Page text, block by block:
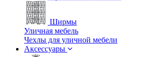
Ширмы
Уличная мебель
Чехлы для уличной мебели
Аксессуары